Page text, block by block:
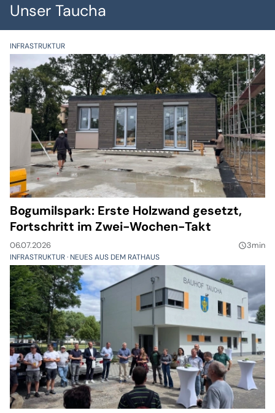
Unser Taucha
INFRASTRUKTUR
Bogumilspark: Erste Holzwand gesetzt,
Fortschritt im Zwei-Wochen-Takt
06.07.2026 query_builder3min
INFRASTRUKTUR NEUES AUS DEM RATHAUS